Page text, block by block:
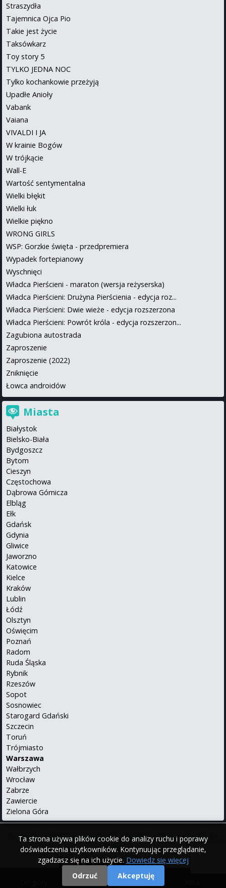
Ta strona używa plików cookie do analizy ruchu i poprawy
doświadczenia użytkowników. Kontynuując przeglądanie,
zgadzasz się na ich użycie. Dowiedz się więcej
Odrzuć
Akceptuję
Straszydła
Tajemnica Ojca Pio
Takie jest życie
Taksówkarz
Toy story 5
TYLKO JEDNA NOC
Tylko kochankowie przeżyją
Upadłe Anioły
Vabank
Vaiana
VIVALDI I JA
W krainie Bogów
W trójkącie
Wall-E
Wartość sentymentalna
Wielki błękit
Wielki łuk
Wielkie piękno
WRONG GIRLS
WSP: Gorzkie święta - przedpremiera
Wypadek fortepianowy
Wyschnięci
Władca Pierścieni - maraton (wersja reżyserska)
Władca Pierścieni: Drużyna Pierścienia - edycja roz...
Władca Pierścieni: Dwie wieże - edycja rozszerzona
Władca Pierścieni: Powrót króla - edycja rozszerzon...
Zagubiona autostrada
Zaproszenie
Zaproszenie (2022)
Zniknięcie
Łowca androidów
Miasta
Białystok
Bielsko-Biała
Bydgoszcz
Bytom
Cieszyn
Częstochowa
Dąbrowa Górnicza
Elbląg
Ełk
Gdańsk
Gdynia
Gliwice
Jaworzno
Katowice
Kielce
Kraków
Lublin
Łódź
Olsztyn
Oświęcim
Poznań
Radom
Ruda Śląska
Rybnik
Rzeszów
Sopot
Sosnowiec
Starogard Gdański
Szczecin
Toruń
Trójmiasto
Warszawa
Wałbrzych
Wrocław
Zabrze
Zawiercie
Zielona Góra
|
O serwisie•Polityka prywatności•Kontakt•iPhone•Android
English
© 2000 - 2026 Repertuary.pl